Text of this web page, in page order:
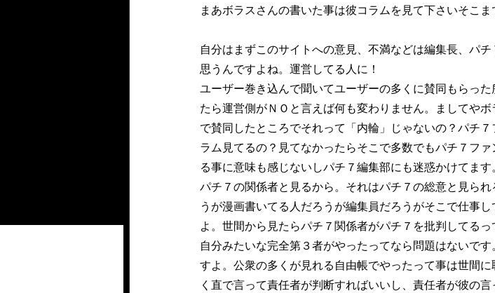
まあボラスさんの書いた事は彼コラムを見て下さいそこま
自分はまずこのサイトへの意見、不満などは編集長、パ
思うんですよね。運営してる人に！
ユーザー巻き込んで聞いてユーザーの多くに賛同もらっ
たら運営側がＮＯと言えば何も変わりません。ましてや
で賛同したところでそれって「内輪」じゃないの？パチ
ラム見てるの？見てなかったらそこで多数でもパチ７フ
る事に意味も感じないしパチ７編集部にも迷惑かけてま
パチ７の関係者と見るから。それはパチ７の総意と見ら
うが漫画書いてる人だろうが編集員だろうがそこで仕事
よ。世間から見たらパチ７関係者がパチ７を批判してる
自分みたいな完全第３者がやったってなら問題はないで
すよ。公衆の多くが見れる自由帳でやったって事は世間
く直で言って責任者が判断すればいいし、責任者が彼の